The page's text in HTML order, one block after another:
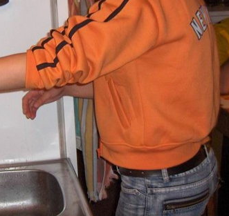
Izdrukas 1h laikā Rīgā – pasūtiet
Dažādi formāti un papīra veidi
Piegāde visā Latvijā vai saņemšana